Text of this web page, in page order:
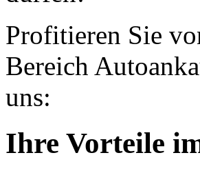
Profitieren Sie
Bereich
uns:
Ihre Vorteile